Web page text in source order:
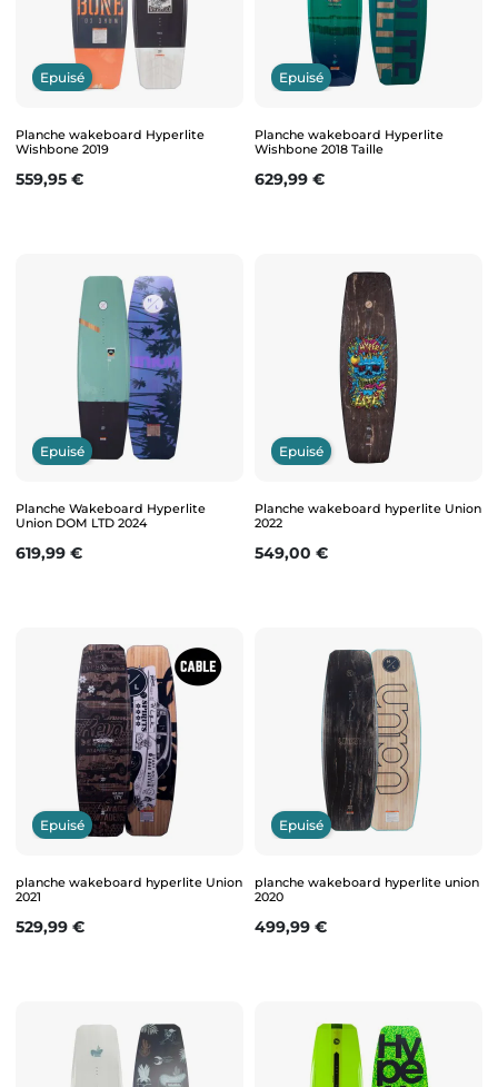
Epuisé
Planche wakeboard Hyperlite
Wishbone 2019
Prix
559,95 €
Epuisé
Planche wakeboard Hyperlite
Wishbone 2018 Taille
Prix
629,99 €
Epuisé
Planche Wakeboard Hyperlite
Union DOM LTD 2024
Prix
619,99 €
Epuisé
Planche wakeboard hyperlite Union
2022
Prix
549,00 €
Epuisé
planche wakeboard hyperlite Union
2021
Prix
529,99 €
Epuisé
planche wakeboard hyperlite union
2020
Prix
499,99 €